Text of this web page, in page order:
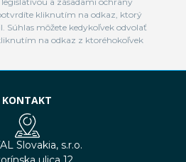
kliknutím na odkaz, ktorý
Súhlas môžete kedykoľvek odvolať
na odkaz z ktoréhokoľvek
KONTAKT
Slovakia, s.r.o.